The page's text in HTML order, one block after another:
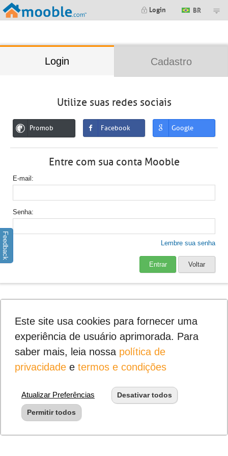
Login BR
Login Cadastro
Utilize suas redes sociais
Promob Facebook Google
Entre com sua conta Mooble
E-mail
Senha
Lembre sua senha
Entrar Voltar
Feedback
Este site usa cookies para fornecer uma
experiência de usuário aprimorada. Para
saber mais, leia nossa política de
privacidadee termos e condições
Atualizar Preferências Desativar todos
Permitir todos